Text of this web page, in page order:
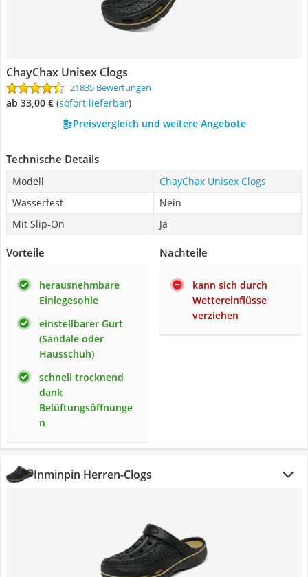
ChayChax Unisex Clogs
21835 Bewertungen
ab 33,00 € ( Sofort lieferbar)
Preisvergleich und weitere Angebote
Technische Details
Modell
ChayChax Unisex Clogs
Wasserfest
Nein
Mit Slip-On
Ja
Vorteile
herausnehmbare
Einlegesohle
einstellbarer Gurt
(Sandale oder
Hausschuh)
schnell trocknend
dank
Belüftungsöffnunge
n
Nachteile
kann sich durch
Wettereinflüsse
verziehen
Inminpin Herren-Clogs